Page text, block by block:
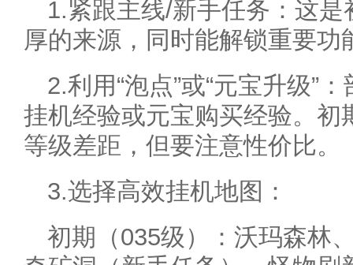
1.紧跟主线/新手任务：这
厚的来源，同时能解锁重要功
2.利用“泡点”或“元宝升级”
挂机经验或元宝购买经验。初
等级差距，但要注意性价比。
3.选择高效挂机地图：
初期（035级）：沃玛森林